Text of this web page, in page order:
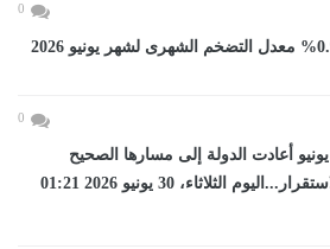
0
0
برلماني: ثورة 30 يونيو أعادت الدولة إلى مسارها الصحيح
ورسخت دعائم الاستقرار...اليوم الثلاثاء، 30 يونيو 2026 01:21